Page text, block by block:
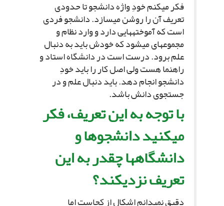
فکر مى‏کنم خودِ واژه دانشجو تا حدودى
تعریف آن را روشن مى‏سازد. دانشجو فردى
است که آموخته‏هایى دارد و وارد نظام و
مجموعه‏اى مى‏شود که خودش باید به دنبال
علم برود. درست است در دانشگاه استاد و
راهنما هست ولى اصل کار را باید خودِ
دانشجو انجام دهد. باید دنبال علم و در
جستجوى دانش باشد.
با توجه به این تعریف، فکر
مى‏کنید دانشجوها و
دانشگاهها چقدر به این
تعریف نزدیکند؟
دقیق نمى‏دانم اشکال از کجاست اما